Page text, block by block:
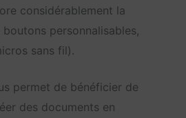
considérablement la
personnalisables,
sans fil).
permet de bénéficier de
des documents en